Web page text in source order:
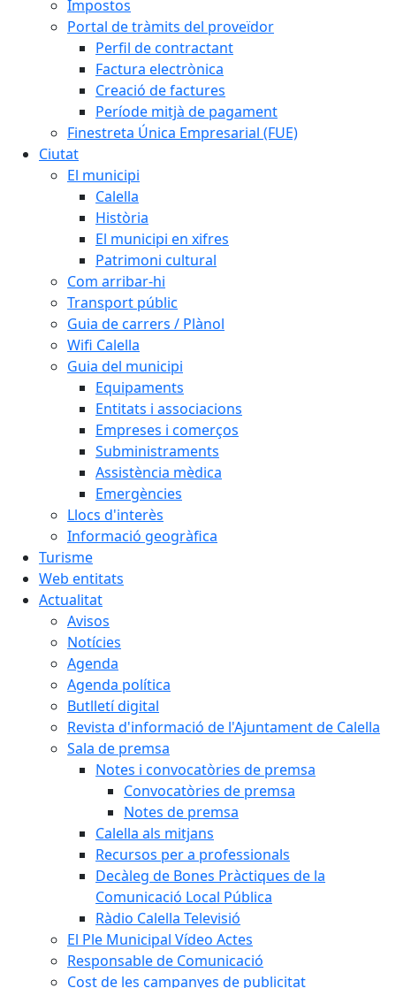
Impostos
Portal de tràmits del proveïdor
Perfil de contractant
Factura electrònica
Creació de factures
Període mitjà de pagament
Finestreta Única Empresarial (FUE)
Ciutat
El municipi
Calella
Història
El municipi en xifres
Patrimoni cultural
Com arribar-hi
Transport públic
Guia de carrers / Plànol
Wifi Calella
Guia del municipi
Equipaments
Entitats i associacions
Empreses i comerços
Subministraments
Assistència mèdica
Emergències
Llocs d'interès
Informació geogràfica
Turisme
Web entitats
Actualitat
Avisos
Notícies
Agenda
Agenda política
Butlletí digital
Revista d'informació de l'Ajuntament de Calella
Sala de premsa
Notes i convocatòries de premsa
Convocatòries de premsa
Notes de premsa
Calella als mitjans
Recursos per a professionals
Decàleg de Bones Pràctiques de la
Comunicació Local Pública
Ràdio Calella Televisió
El Ple Municipal Vídeo Actes
Responsable de Comunicació
Cost de les campanyes de publicitat